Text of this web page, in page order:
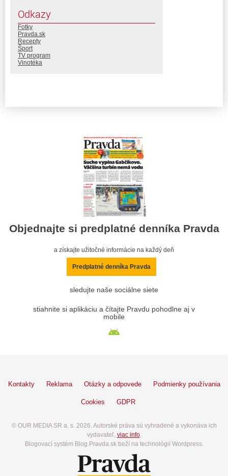
Odkazy
Fotky
Pravda.sk
Recepty
Šport
TV program
Vinotéka
Objednajte si predplatné denníka Pravda
a získajte užitočné informácie na každý deň
Predplatné denníka Pravda
sledujte naše sociálne siete
stiahnite si aplikáciu a čítajte Pravdu pohodlne aj v
mobile
Kontakty Reklama Otázky a odpovede Podmienky používania
Cookies GDPR
© OUR MEDIA SR a. s. 2026. Autorské práva sú vyhradené a vykonáva ich
vydavateľ, viac info.
Blogovací systém Blog.Pravda.sk beží na technológií Wordpress.